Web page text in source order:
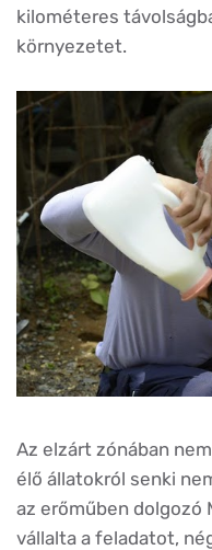
kilométeres
környezetet.
Az elzárt zónában
élő állatokról senki
az erőműben dolgozó
vállalta a feladatot,